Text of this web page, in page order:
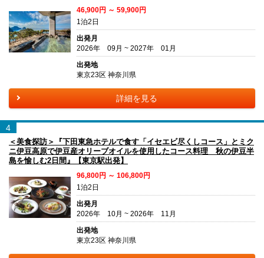
46,900円 ～ 59,900円
1泊2日
出発月
2026年 09月 ~ 2027年 01月
出発地
東京23区 神奈川県
詳細を見る
4
＜美食探訪＞『下田東急ホテルで食す「イセエビ尽くしコース」とミク
ニ伊豆高原で伊豆産オリーブオイルを使用したコース料理 秋の伊豆半
島を愉しむ2日間』【東京駅出発】
96,800円 ～ 106,800円
1泊2日
出発月
2026年 10月 ~ 2026年 11月
出発地
東京23区 神奈川県